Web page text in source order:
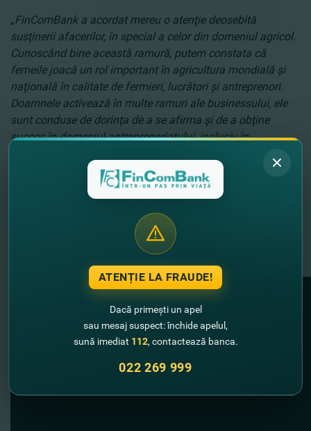
„FinComBank a acordat mereu o atenţie deosebită
susţinerii afacerilor, în special a celor din domeniul agricol.
Cunoscând bine această ramură, putem constata că
femeile joacă un rol important în agricultura mondială şi
naţională în calitate de fermieri, lucrători şi antreprenori.
Doamnele activează în multe ramuri ale businessului, ele
sunt conduse de dorinţa de a se afirma şi de a obţine
succes în domeniul antreprenoriatului, inclusiv în
această categorie de antreprenori. Pentru aceasta, oferim o
abordare individuală şi suntem gata să susţinem ideile
să crească valoarea propriului business
Roibu, Directoarea Sucursalei Nr.15 FinComBank din or.
ATENȚIE LA FRAUDE!
Dacă primești un apel
sau mesaj suspect: închide apelul,
sună imediat 112, contactează banca.
022 269 999